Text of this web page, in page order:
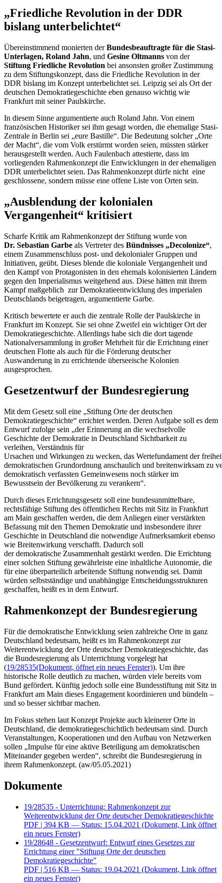
„Friedliche Revolution in der DDR
bislang unterbelichtet“
Übereinstimmend monierten derBundesbeauftragte für die Stasi-
Unterlagen, Roland Jahn, und Gesine Oltmanns von der
Stiftung Friedliche Revolution bei ansonsten großer Zustimmung
zu dem Stiftungskonzept, dass die Friedliche Revolution in der
DDR bislang im Konzept unterbelichtet sei. Leipzig sei als Ort der
deutschen Demokratiegeschichte eben genauso wichtig wie
Frankfurt mit seiner Paulskirche.
In diesem Sinne argumentierte auch Roland Jahn. Von einem
französischen Historiker sei ihm gesagt worden, die ehemalige Stasi-
Zentrale in Berlin sei „eure Bastille“. Die Bedeutung solcher „Orte
der Macht“, die vom Volk erstürmt worden seien, müssten stärker
herausgestellt werden. Auch Faulenbach attestierte, dass im
vorliegenden Rahmenkonzept die Entwicklungen in der ehemaligen
DDR unterbelichtet seien. Das Rahmenkonzept dürfe nicht eine
geschlossene, sondern müsse eine offene Liste von Orten sein.
„Ausblendung der kolonialen
Vergangenheit“ kritisiert
Scharfe Kritik am Rahmenkonzept der Stiftung wurde von
Dr. Sebastian Garbe als Vertreter des Bündnisses „Decolonize“,
einem Zusammenschluss post- und dekolonialer Gruppen und
Initiativen, geübt. Dieses blende die koloniale Vergangenheit und
den Kampf von Protagonisten in den ehemals kolonisierten Ländern
gegen den Imperialismus weitgehend aus. Diese hätten mit ihrem
Kampf maßgeblich zur Demokratieentwicklung des imperialen
Deutschlands beigetragen, argumentierte Garbe.
Kritisch bewertete er auch die zentrale Rolle der Paulskirche in
Frankfurt im Konzept. Sie sei ohne Zweifel ein wichtiger Ort der
Demokratiegeschichte. Allerdings habe sich die dort tagende
Nationalversammlung in großer Mehrheit für die Errichtung einer
deutschen Flotte als auch für die Förderung deutscher
Auswanderung in zu errichtende überseeische Kolonien
ausgesprochen.
Gesetzentwurf der Bundesregierung
Mit dem Gesetz soll eine „Stiftung Orte der deutschen
Demokratiegeschichte“ errichtet werden. Deren Aufgabe soll es dem
Entwurf zufolge sein „der Erinnerung an die wechselvolle
Geschichte der Demokratie in Deutschland Sichtbarkeit zu
verleihen, Verständnis für
Ursachen und Wirkungen zu wecken, das Wertefundament der
demokratischen Grundordnung anschaulich und breitenwirksam zu
demokratisch verfassten Gemeinwesens noch stärker im
Bewusstsein der Bevölkerung zu verankern“.
Durch dieses Errichtungsgesetz soll eine bundesunmittelbare,
rechtsfähige Stiftung des öffentlichen Rechts mit Sitz in Frankfurt
am Main geschaffen werden, die dem Anliegen einer verstärkten
Befassung mit den Themen Demokratie und insbesondere ihrer
Geschichte in Deutschland die notwendige Aufmerksamkeit ebenso
wie Breitenwirkung verschafft. Dadurch soll
der demokratische Zusammenhalt gestärkt werden. Die Errichtung
einer solchen Stiftung gewährleiste eine inhaltliche Autonomie, die
für eine überparteilich arbeitende Stiftung notwendig sei. Damit
würden selbstständige und unabhängige Entscheidungsstrukturen
geschaffen, heißt es in dem Entwurf.
Rahmenkonzept der Bundesregierung
Für die demokratische Entwicklung seien zahlreiche Orte in ganz
Deutschland bedeutsam, heißt es im Rahmenkonzept zur
Weiterentwicklung der Orte deutscher Demokratiegeschichte, das
die Bundesregierung als Unterrichtung vorgelegt hat
(19/28535(Dokument, öffnet ein neues Fenster)). Um ihre
historische Rolle deutlich zu machen, würden viele bereits vom
Bund gefördert. Künftig jedoch solle eine Bundesstiftung mit Sitz in
Frankfurt am Main dieses Engagement koordinieren und bündeln –
und so besser sichtbar machen.
Im Fokus stehen laut Konzept Projekte auch kleinerer Orte in
Deutschland, die demokratiegeschichtlich bedeutsam sind. Durch
Veranstaltungen, Kooperationen und den Aufbau von Netzwerken
sollen „Impulse für eine aktive Beteiligung am demokratischen
Miteinander gegeben werden“, schreibt die Bundesregierung in
ihrem Rahmenkonzept. (aw/05.05.2021)
Dokumente
19/28535 - Unterrichtung: Rahmenkonzept zur
Weiterentwicklung der Orte deutscher Demokratiegeschichte
PDF | 394 KB — Status: 15.04.2021 (Dokument, Link öffnet
ein neues Fenster)
19/28648 - Gesetzentwurf: Entwurf eines Gesetzes zur
Errichtung einer "Stiftung Orte der deutschen
Demokratiegeschichte"
PDF | 516 KB — Status: 19.04.2021 (Dokument, Link öffnet
ein neues Fenster)